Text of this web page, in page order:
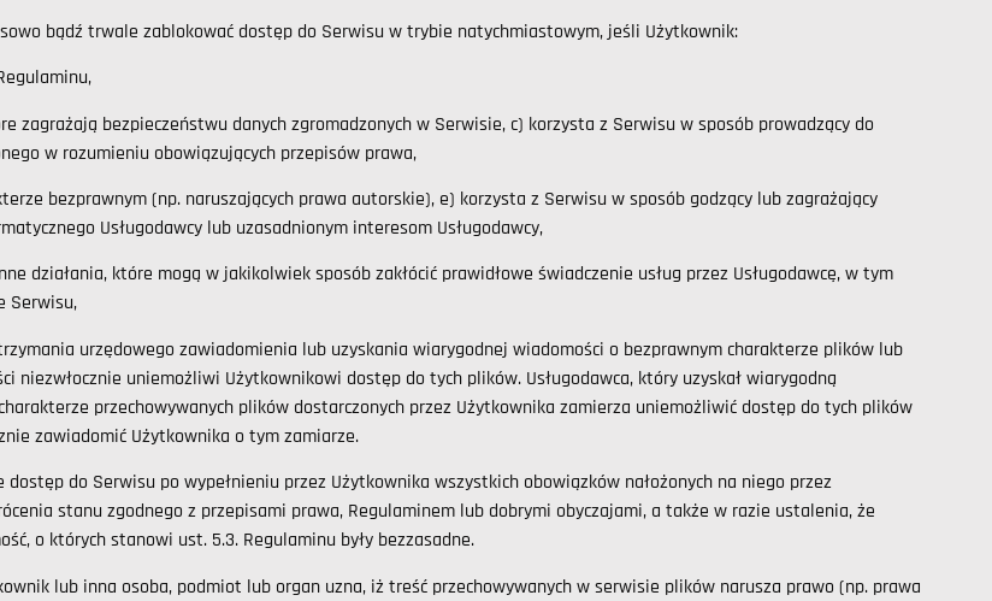
bądź trwale zablokować dostęp do Serwisu w trybie natychmiastowym, jeśli Użytkownik:
zagrażają bezpieczeństwu danych zgromadzonych w Serwisie, c) korzysta z Serwisu w sposób prowadzący do
w rozumieniu obowiązujących przepisów prawa,
bezprawnym (np. naruszających prawa autorskie), e) korzysta z Serwisu w sposób godzący lub zagrażający
Usługodawcy lub uzasadnionym interesom Usługodawcy,
działania, które mogą w jakikolwiek sposób zakłócić prawidłowe świadczenie usług przez Usługodawcę, w tym
Serwisu,
urzędowego zawiadomienia lub uzyskania wiarygodnej wiadomości o bezprawnym charakterze plików lub
niezwłocznie uniemożliwi Użytkownikowi dostęp do tych plików. Usługodawca, który uzyskał wiarygodną
przechowywanych plików dostarczonych przez Użytkownika zamierza uniemożliwić dostęp do tych plików
zawiadomić Użytkownika o tym zamiarze.
dostęp do Serwisu po wypełnieniu przez Użytkownika wszystkich obowiązków nałożonych na niego przez
stanu zgodnego z przepisami prawa, Regulaminem lub dobrymi obyczajami, a także w razie ustalenia, że
o których stanowi ust. 5.3. Regulaminu były bezzasadne.
lub inna osoba, podmiot lub organ uzna, iż treść przechowywanych w serwisie plików narusza prawo (np. prawa